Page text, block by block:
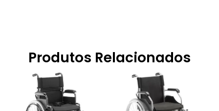
Produtos Relacionados